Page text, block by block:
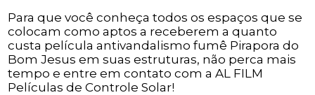
Para que você conheça todos os espaços que se
colocam como aptos a receberem a quanto
custa película antivandalismo fumê Pirapora do
Bom Jesus em suas estruturas, não perca mais
tempo e entre em contato com a AL FILM
Películas de Controle Solar!